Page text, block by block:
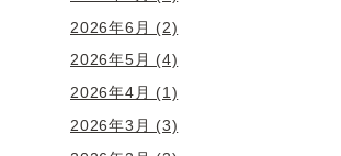
2026年6月 (2)
2026年5月 (4)
2026年4月 (1)
2026年3月 (3)